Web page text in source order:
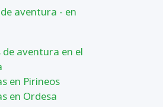
aventura - en
aventura en el
en Pirineos
en Ordesa